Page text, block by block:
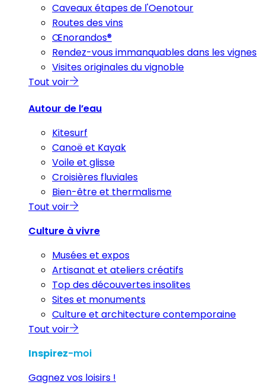
Caveaux étapes de l'Oenotour
Routes des vins
Œnorandos®
Rendez-vous immanquables dans les vignes
Visites originales du vignoble
Tout voir
Autour de l’eau
Kitesurf
Canoë et Kayak
Voile et glisse
Croisières fluviales
Bien-être et thermalisme
Tout voir
Culture à vivre
Musées et expos
Artisanat et ateliers créatifs
Top des découvertes insolites
Sites et monuments
Culture et architecture contemporaine
Tout voir
Inspirez-moi
Gagnez vos loisirs !